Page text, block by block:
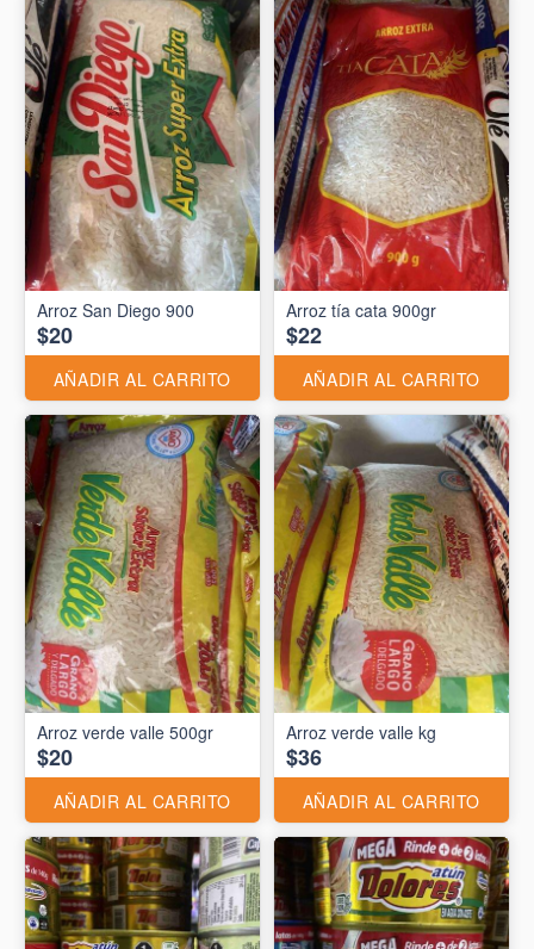
Arroz San Diego 900
$20
AÑADIR AL CARRITO
Arroz tía cata 900gr
$22
AÑADIR AL CARRITO
Arroz verde valle 500gr
$20
AÑADIR AL CARRITO
Arroz verde valle kg
$36
AÑADIR AL CARRITO